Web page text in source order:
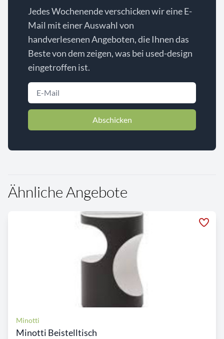
Jedes Wochenende verschicken wir eine E-
Mail mit einer Auswahl von
handverlesenen Angeboten, die Ihnen das
Beste von dem zeigen, was bei used-design
eingetroffen ist.
Abschicken
Ähnliche Angebote
Minotti
Minotti Beistelltisch